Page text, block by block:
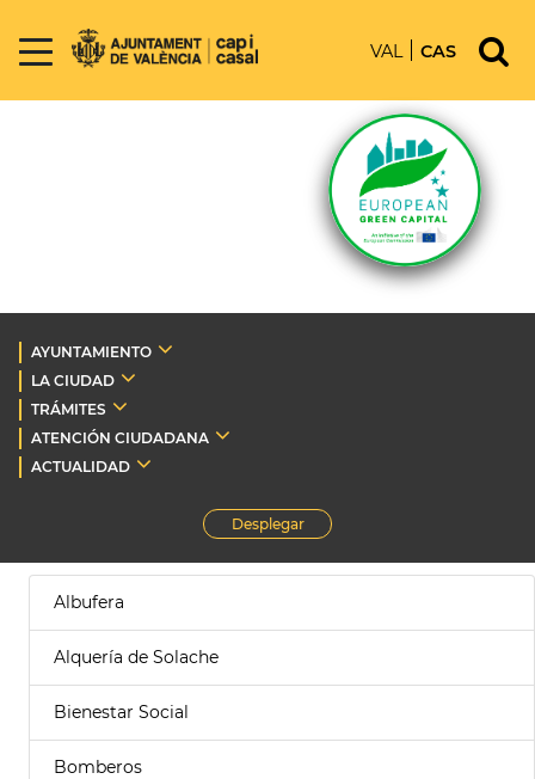
VAL CAS
AYUNTAMIENTO
LA CIUDAD
TRÁMITES
ATENCIÓN CIUDADANA
ACTUALIDAD
Desplegar
Albufera
Alquería de Solache
Bienestar Social
Bomberos